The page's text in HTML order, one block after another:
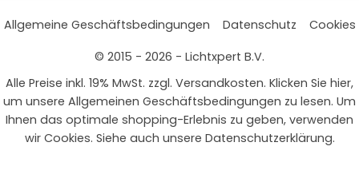
Allgemeine Geschäftsbedingungen Datenschutz
Cookies
© 2015 - 2026 - Lichtxpert B.V.
Alle Preise inkl. 19% MwSt. zzgl. Versandkosten. Klicken Sie hier,
um unsere Allgemeinen Geschäftsbedingungen zu lesen. Um
Ihnen das optimale shopping-Erlebnis zu geben, verwenden
wir Cookies. Siehe auch unsere Datenschutzerklärung.